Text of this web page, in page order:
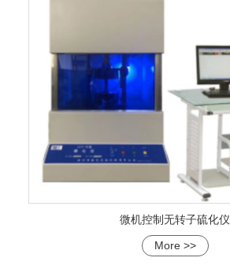
微机控制无转子硫化仪
More >>